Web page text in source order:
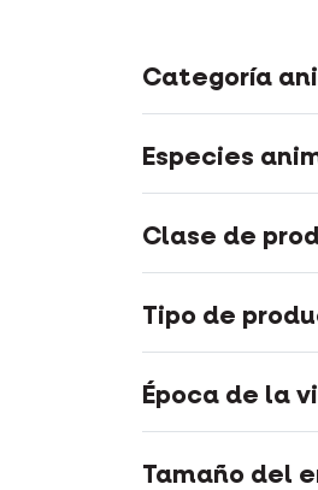
Categoría
Especies
Clase de
Tipo de
Época de la
Tamaño del